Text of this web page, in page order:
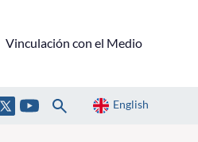
Vinculación con el Medio
English